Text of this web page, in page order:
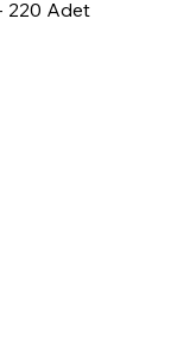
220 Adet